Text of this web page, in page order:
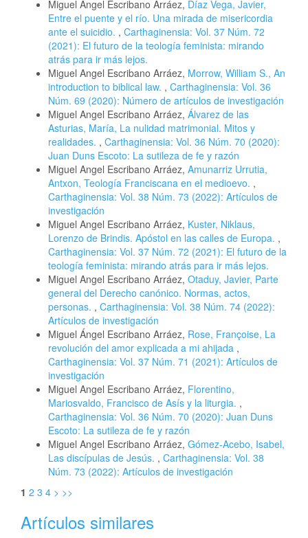
Miguel Angel Escribano Arráez, Díaz Vega, Javier,
Entre el puente y el río. Una mirada de misericordia
ante el suicidio. , Carthaginensia: Vol. 37 Núm. 72
(2021): El futuro de la teología feminista: mirando
atrás para ir más lejos.
Miguel Angel Escribano Arráez, Morrow, William S., An
introduction to biblical law. , Carthaginensia: Vol. 36
Núm. 69 (2020): Número de artículos de investigación
Miguel Angel Escribano Arráez, Álvarez de las
Asturias, María, La nulidad matrimonial. Mitos y
realidades. , Carthaginensia: Vol. 36 Núm. 70 (2020):
Juan Duns Escoto: La sutileza de fe y razón
Miguel Angel Escribano Arráez, Amunarriz Urrutia,
Antxon, Teología Franciscana en el medioevo. ,
Carthaginensia: Vol. 38 Núm. 73 (2022): Artículos de
investigación
Miguel Angel Escribano Arráez, Kuster, Niklaus,
Lorenzo de Brindis. Apóstol en las calles de Europa. ,
Carthaginensia: Vol. 37 Núm. 72 (2021): El futuro de la
teología feminista: mirando atrás para ir más lejos.
Miguel Angel Escribano Arráez, Otaduy, Javier, Parte
general del Derecho canónico. Normas, actos,
personas. , Carthaginensia: Vol. 38 Núm. 74 (2022):
Artículos de investigación
Miguel Ángel Escribano Arráez, Rose, Françoise, La
revolución del amor explicada a mi ahijada ,
Carthaginensia: Vol. 37 Núm. 71 (2021): Artículos de
investigación
Miguel Angel Escribano Arráez, Florentino,
Mariosvaldo, Francisco de Asís y la liturgia. ,
Carthaginensia: Vol. 36 Núm. 70 (2020): Juan Duns
Escoto: La sutileza de fe y razón
Miguel Angel Escribano Arráez, Gómez-Acebo, Isabel,
Las discípulas de Jesús. , Carthaginensia: Vol. 38
Núm. 73 (2022): Artículos de investigación
1 2 3 4 > >>
Artículos similares